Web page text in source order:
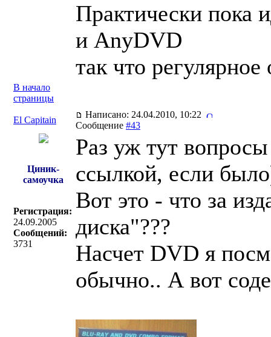
Практически пока
и AnyDVD
так что
В начало
страницы
El Capitain
Написано: 24.04.2010, 10:22
Сообщение #43
Циник-
самоучка
Регистрация:
24.09.2005
Сообщений:
3731
Раз уж тут
ссылкой, если
Вот это - что за
диска"???
Насчет DVD я
обычно.. А вот